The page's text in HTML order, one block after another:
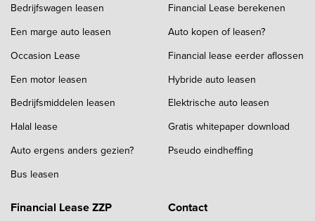
Bedrijfswagen leasen
Een marge auto leasen
Occasion Lease
Een motor leasen
Bedrijfsmiddelen leasen
Halal lease
Auto ergens anders gezien?
Bus leasen
Financial Lease berekenen
Auto kopen of leasen?
Financial lease eerder aflossen
Hybride auto leasen
Elektrische auto leasen
Gratis whitepaper download
Pseudo eindheffing
Financial Lease ZZP Contact